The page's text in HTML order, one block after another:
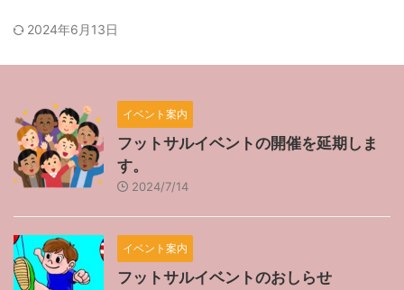
2024年6月13日
イベント案内
フットサルイベントの開催を延期しま
す。
2024/7/14
イベント案内
フットサルイベントのおしらせ